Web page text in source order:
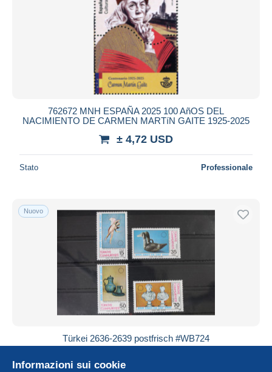
762672 MNH ESPAÑA 2025 100 AñOS DEL
NACIMIENTO DE CARMEN MARTíN GAITE 1925-2025
± 4,72 USD
Stato Professionale
Nuovo
Türkei 2636-2639 postfrisch #WB724
Informazioni sui cookie